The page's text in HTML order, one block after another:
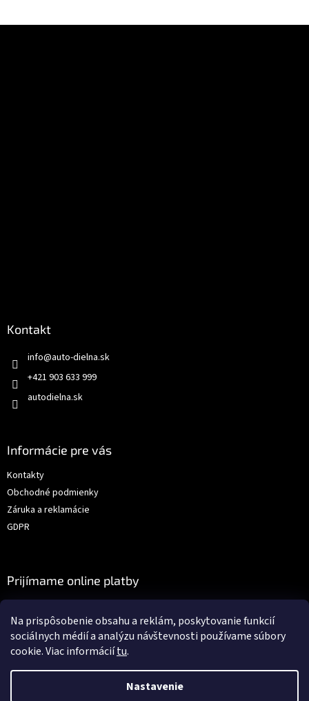
Na prispôsobenie obsahu a reklám, poskytovanie funkcií
sociálnych médií a analýzu návštevnosti používame súbory
cookie. Viac informáciítu.
Nastavenie
Kontakt
info@auto-dielna.sk
+421 903 633 999
autodielna.sk
Informácie pre vás
Kontakty
Obchodné podmienky
Záruka a reklamácie
GDPR
Prijímame online platby